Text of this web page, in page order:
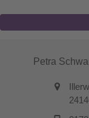
Petra